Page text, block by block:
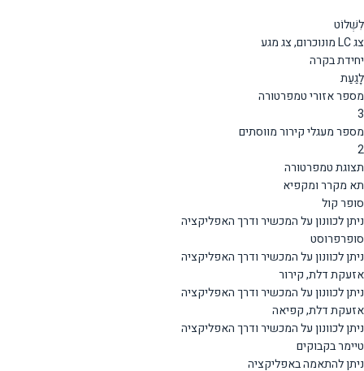
לִשְׁלוֹט
צג LC מונוכרום, צג מגע
יחידת בקרה
לָגַעַת
מספר אזורי טמפרטורה
3
מספר מעגלי קירור מווסתים
2
תצוגת טמפרטורה
תא מקרר ומקפיא
סופר קול
ניתן לכוונון על המכשיר ודרך האפליקציה
סופרפרוסט
ניתן לכוונון על המכשיר ודרך האפליקציה
אזעקת דלת, קירור
ניתן לכוונון על המכשיר ודרך האפליקציה
אזעקת דלת, קפיאה
ניתן לכוונון על המכשיר ודרך האפליקציה
טיימר בקבוקים
ניתן להתאמה באפליקציה